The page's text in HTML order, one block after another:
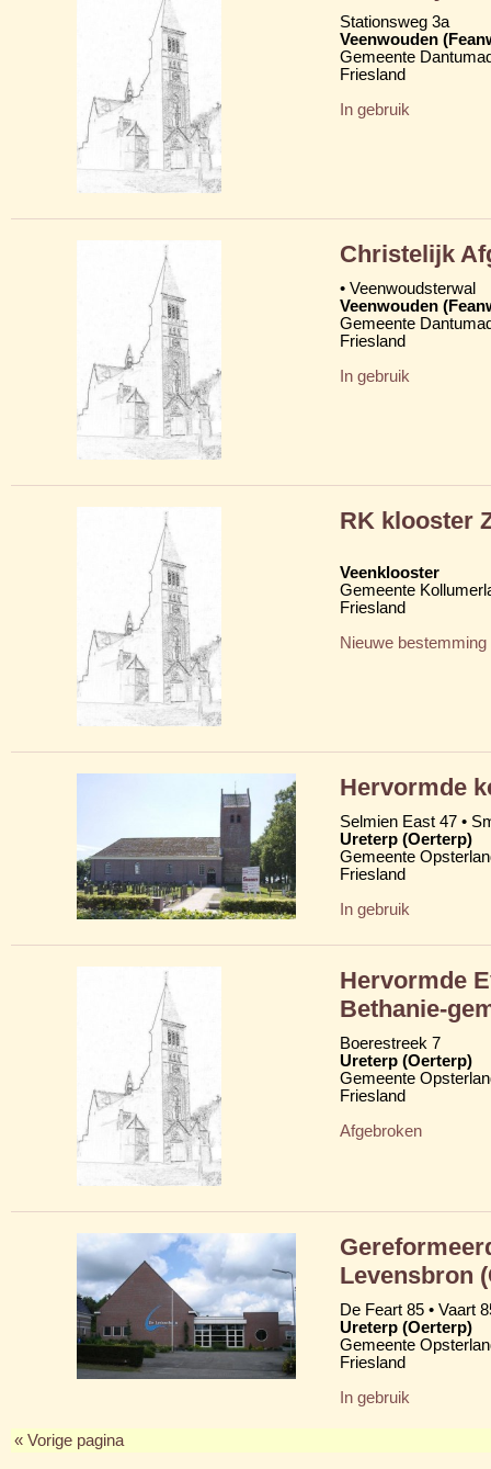
Stationsweg 3a
Veenwouden
Gemeente
Friesland
In gebruik
Christelijk
• Veenwoudsterwal
Veenwouden
Gemeente
Friesland
In gebruik
RK klooster
Veenklooster
Gemeente
Friesland
Nieuwe bestemming
Hervormde
Selmien East 47 •
Ureterp (Oerterp)
Gemeente
Friesland
In gebruik
Hervormde
Bethanie-
Boerestreek 7
Ureterp (Oerterp)
Gemeente
Friesland
Afgebroken
Levensbron
De Feart 85 • Vaart
Ureterp (Oerterp)
Gemeente
Friesland
In gebruik
« Vorige pagina